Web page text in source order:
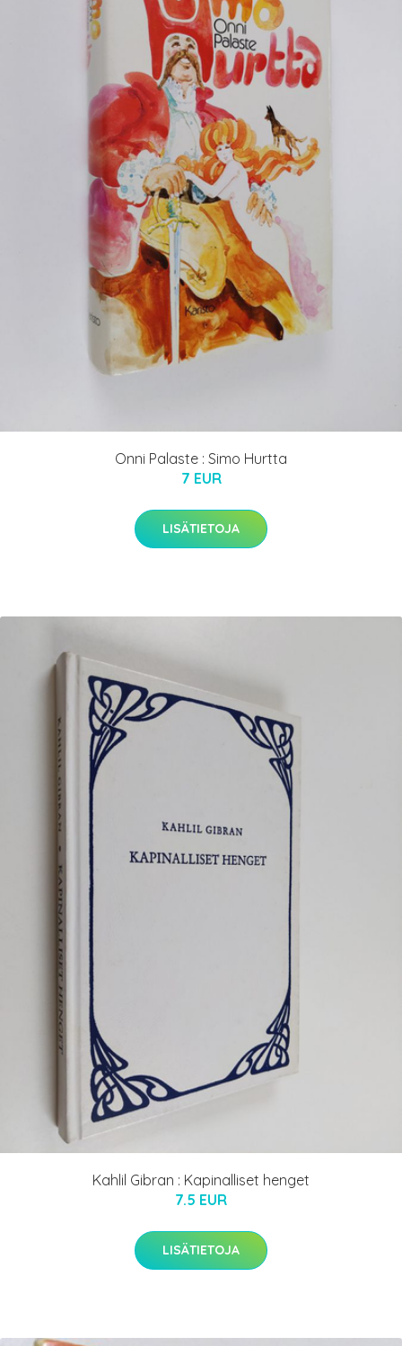
Onni Palaste : Simo Hurtta
7 EUR
LISÄTIETOJA
Kahlil Gibran : Kapinalliset henget
7.5 EUR
LISÄTIETOJA